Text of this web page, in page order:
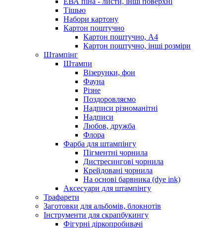
Тішью
Набори картону
Картон поштучно
Картон поштучно, А4
Картон поштучно, інші розміри
Штампінг
Штампи
Візерунки, фон
Фауна
Різне
Поздоровляємо
Надписи різноманітні
Надписи
Любов, дружба
Флора
Фарба для штампінгу
Пігментні чорнила
Дистресингові чорнила
Крейдовані чорнила
На основі барвника (dye ink)
Аксесуари для штампінгу
Трафарети
Заготовки для альбомів, блокнотів
Інструменти для скрапбукингу
Фігурні діркопробивачі